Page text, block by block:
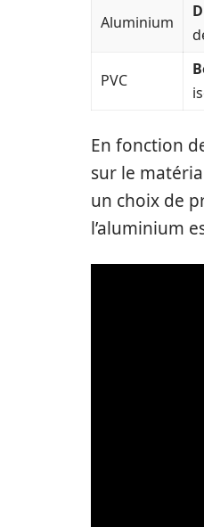
Aluminium
PVC
En fonction
sur le
un choix de
l’aluminium